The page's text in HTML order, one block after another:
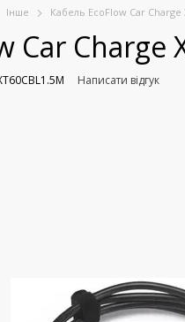
Інше Кабель EcoFlow Car Charge
Car Charge
Написати відгук